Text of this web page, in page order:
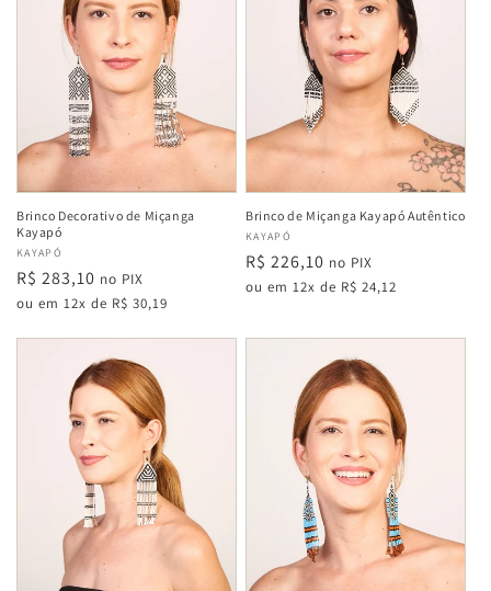
Brinco Decorativo de Miçanga
Kayapó
Fabricante:
KAYAPÓ
Preço
normal
R$ 283,10 no PIX
ou em 12x de R$ 30,19
Brinco de Miçanga Kayapó Autêntico
Fabricante:
KAYAPÓ
Preço
normal
R$ 226,10 no PIX
ou em 12x de R$ 24,12